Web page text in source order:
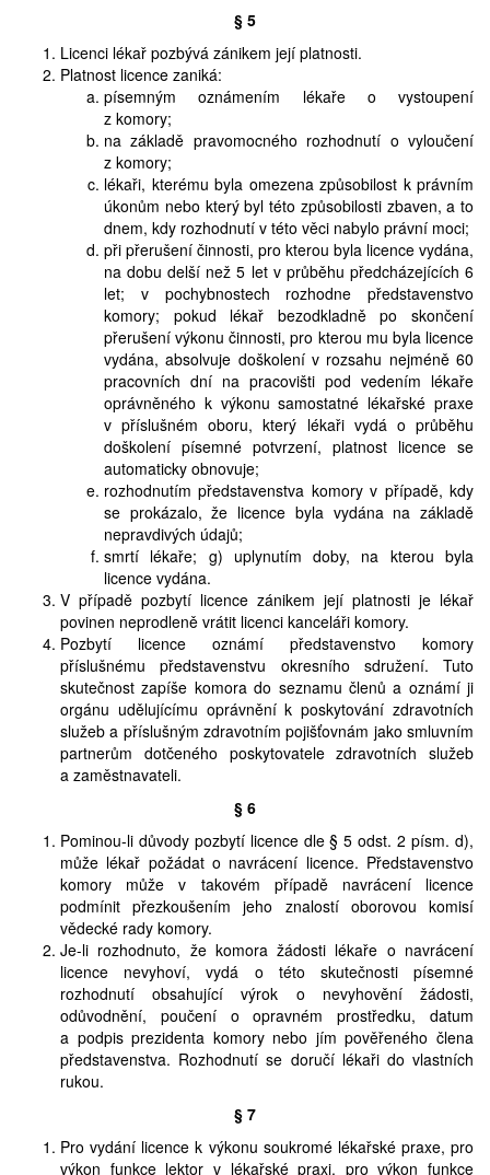
§ 5
Licenci lékař pozbývá zánikem její platnosti.
Platnost licence zaniká:
písemným oznámením lékaře o vystoupení
z komory;
na základě pravomocného rozhodnutí o vyloučení
z komory;
lékaři, kterému byla omezena způsobilost k právním
úkonům nebo který byl této způsobilosti zbaven, a to
dnem, kdy rozhodnutí v této věci nabylo právní moci;
při přerušení činnosti, pro kterou byla licence vydána,
na dobu delší než 5 let v průběhu předcházejících 6
let; v pochybnostech rozhodne představenstvo
komory; pokud lékař bezodkladně po skončení
přerušení výkonu činnosti, pro kterou mu byla licence
vydána, absolvuje doškolení v rozsahu nejméně 60
pracovních dní na pracovišti pod vedením lékaře
oprávněného k výkonu samostatné lékařské praxe
v příslušném oboru, který lékaři vydá o průběhu
doškolení písemné potvrzení, platnost licence se
automaticky obnovuje;
rozhodnutím představenstva komory v případě, kdy
se prokázalo, že licence byla vydána na základě
nepravdivých údajů;
smrtí lékaře; g) uplynutím doby, na kterou byla
licence vydána.
V případě pozbytí licence zánikem její platnosti je lékař
povinen neprodleně vrátit licenci kanceláři komory.
Pozbytí licence oznámí představenstvo komory
příslušnému představenstvu okresního sdružení. Tuto
skutečnost zapíše komora do seznamu členů a oznámí ji
orgánu udělujícímu oprávnění k poskytování zdravotních
služeb a příslušným zdravotním pojišťovnám jako smluvním
partnerům dotčeného poskytovatele zdravotních služeb
a zaměstnavateli.
§ 6
Pominou-li důvody pozbytí licence dle § 5 odst. 2 písm. d),
může lékař požádat o navrácení licence. Představenstvo
komory může v takovém případě navrácení licence
podmínit přezkoušením jeho znalostí oborovou komisí
vědecké rady komory.
Je-li rozhodnuto, že komora žádosti lékaře o navrácení
licence nevyhoví, vydá o této skutečnosti písemné
rozhodnutí obsahující výrok o nevyhovění žádosti,
odůvodnění, poučení o opravném prostředku, datum
a podpis prezidenta komory nebo jím pověřeného člena
představenstva. Rozhodnutí se doručí lékaři do vlastních
rukou.
§ 7
Pro vydání licence k výkonu soukromé lékařské praxe, pro
výkon funkce lektor v lékařské praxi, pro výkon funkce